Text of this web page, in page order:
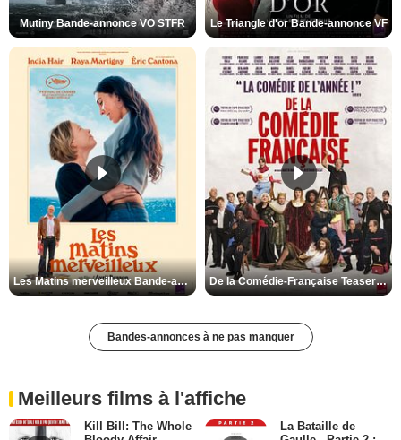
Mutiny Bande-annonce VO STFR Le Triangle d'or Bande-annonce VF
Les Matins merveilleux Bande-annonce VF De la Comédie-Française Teaser VF
Bandes-annonces à ne pas manquer
Meilleurs films à l'affiche
Kill Bill: The Whole
La Bataille de